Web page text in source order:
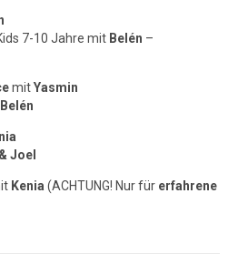
7-10 Jahre mit Belén –
mitYasmin
Belén
Joel
Kenia (ACHTUNG! Nur für erfahrene